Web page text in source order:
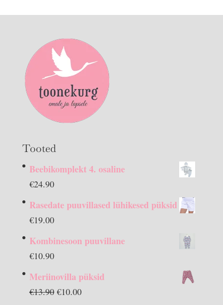
Tooted
Beebikomplekt 4. osaline
€24.90
Rasedate puuvillased lühikesed püksid
€19.00
Kombinesoon puuvillane
€10.90
Meriinovilla püksid
€13.90 Algne
€10.00Praegune